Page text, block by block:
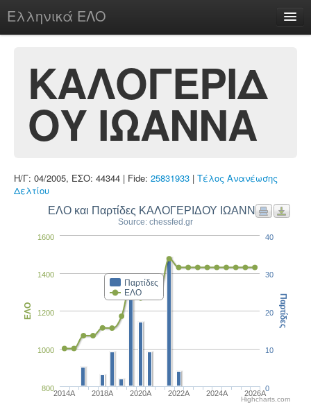
Ελληνικά ΕΛΟ
chesstu.be @ discord
Login
ΚΑΛΟΓΕΡΙΔ
ΟΥ ΙΩΑΝΝΑ
Η/Γ: 04/2005, ΕΣΟ: 44344 | Fide: 25831933 | Τέλος Ανανέωσης
Δελτίου
ΕΛΟ και Παρτίδες ΚΑΛΟΓΕΡΙΔΟΥ ΙΩΑΝΝΑ
Source: chessfed.gr
Παρτίδες
ΕΛΟ
2014A 2018A 2020A 2022A 2024A 2026A
1000
1200
1400
800
1600
ΕΛΟ
0
10
20
30
40
Παρτίδες
Highcharts.com